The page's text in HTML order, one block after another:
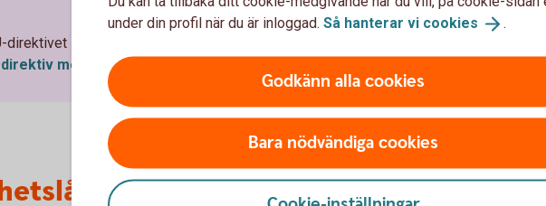
direktivet EPBD kan påverka kraven för nybyggnationen.
direktiv med stor påverkan på svenska företag (pdf)
och byggnadskrediter
under din profil när du är inloggad. Så hanterar vi cookies .
Godkänn alla cookies
Bara nödvändiga cookies